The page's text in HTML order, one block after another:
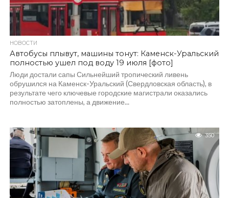
НОВОСТИ
Автобусы плывут, машины тонут: Каменск-Уральский
полностью ушел под воду 19 июля [фото]
Люди достали сапы Сильнейший тропический ливень
обрушился на Каменск-Уральский (Свердловская область), в
результате чего ключевые городские магистрали оказались
полностью затоплены, а движение...
350